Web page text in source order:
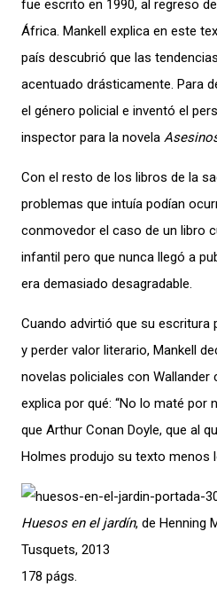
fue escrito en 1990, al regreso
África. Mankell explica en este
país descubrió que las
acentuado drásticamente. Para
el género policial e inventó el
inspector para la novela
Con el resto de los libros de la
problemas que intuía podían
conmovedor el caso de un libro
infantil pero que nunca llegó a
era demasiado desagradable.
Cuando advirtió que su escritura
y perder valor literario, Mankell
novelas policiales con
explica por qué: “No lo maté
que Arthur Conan Doyle, que al
Holmes produjo su texto menos
Huesos en el jardín, de Henning
Tusquets, 2013
178 págs.